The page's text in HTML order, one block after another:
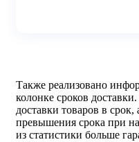
Также реализовано
колонке сроков
доставки товаров в
превышения срока при
из статистики больше